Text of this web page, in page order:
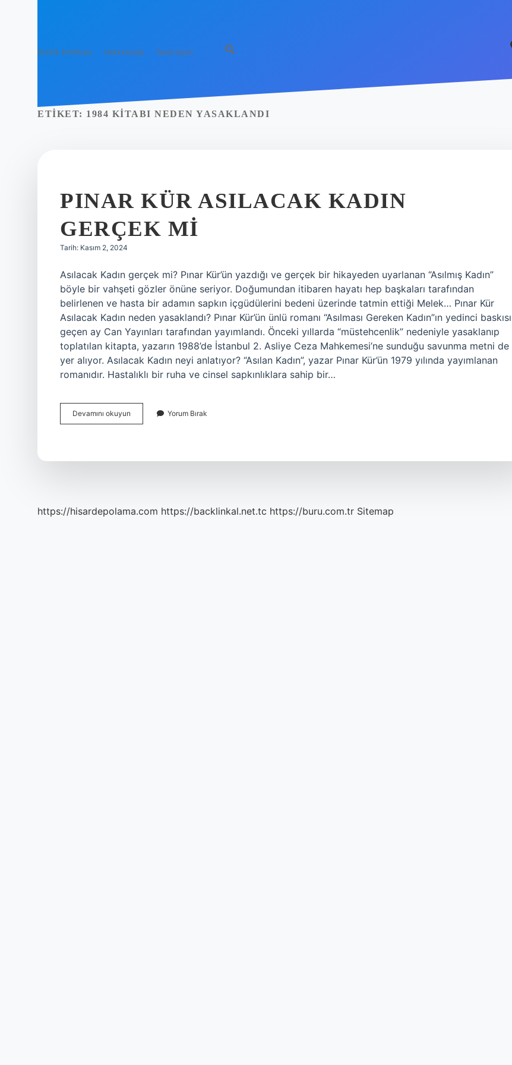
Gizlilik Politikası Hakkımızda Yasal Uyarı
ETIKET: 1984 KITABI NEDEN YASAKLANDI
PINAR KÜR ASILACAK KADIN
GERÇEK MI
Tarih: Kasım 2, 2024
Asılacak Kadın gerçek mi? Pınar Kür’ün yazdığı ve gerçek bir hikayeden uyarlanan “Asılmış Kadın”
böyle bir vahşeti gözler önüne seriyor. Doğumundan itibaren hayatı hep başkaları tarafından
belirlenen ve hasta bir adamın sapkın içgüdülerini bedeni üzerinde tatmin ettiği Melek… Pınar Kür
Asılacak Kadın neden yasaklandı? Pınar Kür’ün ünlü romanı “Asılması Gereken Kadın”ın yedinci baskısı
geçen ay Can Yayınları tarafından yayımlandı. Önceki yıllarda “müstehcenlik” nedeniyle yasaklanıp
toplatılan kitapta, yazarın 1988’de İstanbul 2. Asliye Ceza Mahkemesi’ne sunduğu savunma metni de
yer alıyor. Asılacak Kadın neyi anlatıyor? “Asılan Kadın”, yazar Pınar Kür’ün 1979 yılında yayımlanan
romanıdır. Hastalıklı bir ruha ve cinsel sapkınlıklara sahip bir…
Devamını okuyun
Kür
Yorum Bırak
https://hisardepolama.com https://backlinkal.net.tc https://buru.com.tr Sitemap